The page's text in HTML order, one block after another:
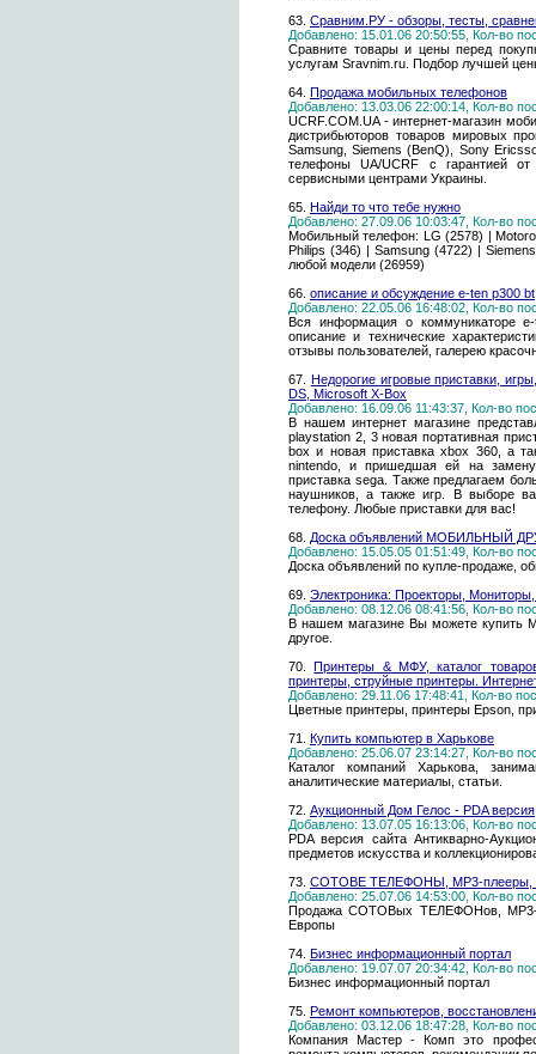
63. Сравним.РУ - обзоры, тесты,
Добавлено: 15.01.06 20:50:55, Кол-во
Сравните товары и цены перед
услугам Sravnim.ru. Подбор лучшей
64. Продажа мобильных телефонов
Добавлено: 13.03.06 22:00:14, Кол-во
UCRF.COM.UA - интернет-магазин
дистрибьюторов товаров мировых
Samsung, Siemens (BenQ), Sony
телефоны UA/UCRF с гарантией от
сервисными центрами Украины.
65. Найди то что тебе нужно
Добавлено: 27.09.06 10:03:47, Кол-во
Мобильный телефон: LG (2578) |
Philips (346) | Samsung (4722) |
любой модели (26959)
66. описание и обсуждение e-ten p300 bt
Добавлено: 22.05.06 16:48:02, Кол-во
Вся информация о коммуникаторе
описание и технические
отзывы пользователей, галерею
67. Недорогие игровые приставки,
DS, Microsoft X-Box
Добавлено: 16.09.06 11:43:37, Кол-во
В нашем интернет магазине
playstation 2, 3 новая портативная
box и новая приставка xbox 360, а
nintendo, и пришедшая ей на
приставка sega. Также предлагаем
наушников, а также игр. В выборе
телефону. Любые приставки для вас!
68. Доска объявлений МОБИЛЬНЫЙ
Добавлено: 15.05.05 01:51:49, Кол-во
Доска объявлений по купле-продаже,
69. Электроника: Проекторы,
Добавлено: 08.12.06 08:41:56, Кол-во
В нашем магазине Вы можете купить
другое.
70.Принтеры & МФУ, каталог
принтеры, струйные принтеры.
Добавлено: 29.11.06 17:48:41, Кол-во
Цветные принтеры, принтеры Epson,
71. Купить компьютер в Харькове
Добавлено: 25.06.07 23:14:27, Кол-во
Каталог компаний Харькова,
аналитические материалы, статьи.
72. Аукционный Дом Гелос - PDA версия
Добавлено: 13.07.05 16:13:06, Кол-во
PDA версия сайта Антикварно-
предметов искусства и
73. СОТОВЕ ТЕЛЕФОНЫ, MP3-плееры,
Добавлено: 25.07.06 14:53:00, Кол-во
Продажа СОТОВых ТЕЛЕФОНов, MP3-
Европы
74. Бизнес информационный портал
Добавлено: 19.07.07 20:34:42, Кол-во
Бизнес информационный портал
75. Ремонт компьютеров,
Добавлено: 03.12.06 18:47:28, Кол-во
Компания Мастер - Комп это